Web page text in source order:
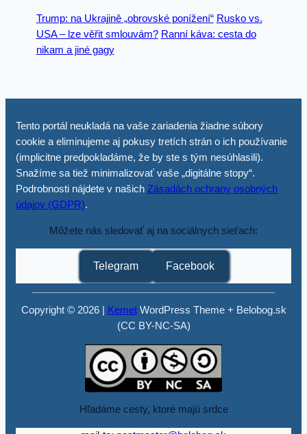
Trump: na Ukrajině „obrovské ponížení“ Rusko vs.
USA – lze věřit smlouvám? Ranní káva: cesta do
nikam a jiné gagy
Tento portál neukladá na vaše zariadenia žiadne súbory
cookie a eliminujeme aj pokusy tretích strán o ich používanie
(implicitne predpokladáme, že by ste s tým nesúhlasili).
Snažíme sa tiež minimalizovať vaše „digitálne stopy“.
Podrobnosti nájdete v našich Zásadách ochrany osobných
údajov (GDPR).
Môžete nás sledovať aj na sociálnych sieťach:
Telegram Facebook
Copyright © 2026 | KemetWordPress Theme + Belobog.sk
(CC BY-NC-SA)
Hľadáme cesty, ktoré majú srdce